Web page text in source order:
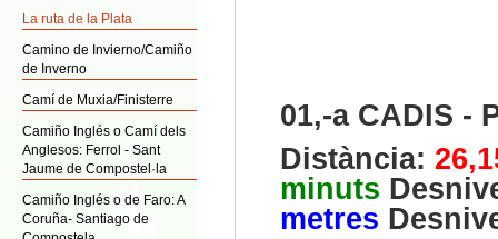
La ruta de la Plata
Camino de Invierno/Camiño
de Inverno
Camí de Muxia/Finisterre
Camiño Inglés o Camí dels
Anglesos: Ferrol - Sant
Jaume de Compostel·la
Camiño Inglés o de Faro: A
Coruña- Santiago de
01,-a CADIS -
Distància:
minuts
metres